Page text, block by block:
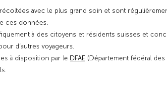
avec le plus grand soin et sont
ces données.
à des citoyens et résidents suisses et
d’autres voyageurs.
à disposition par le DFAE (Département fédéral